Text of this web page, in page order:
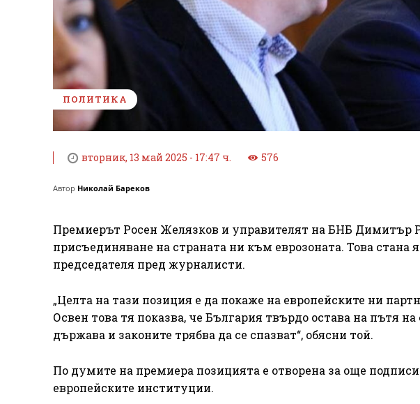
ПОЛИТИКА
вторник, 13 май 2025 - 17:47 ч. 576
Автор Николай Бареков
Премиерът Росен Желязков и управителят на БНБ Димитър
присъединяване на страната ни към еврозоната. Това стана
председателя пред журналисти.
„Целта на тази позиция е да покаже на европейските ни
Освен това тя показва, че България твърдо остава на пътя
държава и законите трябва да се спазват“, обясни той.
По думите на премиера позицията е отворена за още
европейските институции.